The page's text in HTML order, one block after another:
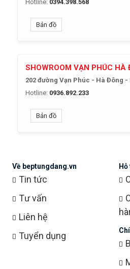
Hotline: 0394.398.568
Bản đồ
SHOWROOM VẠN PHÚC HÀ
202 đường Vạn Phúc - Hà Đông -
Hotline: 0936.892.233
Bản đồ
Về beptungdang.vn
Tin tức
Tư vấn
Liên hệ
Tuyển dụng